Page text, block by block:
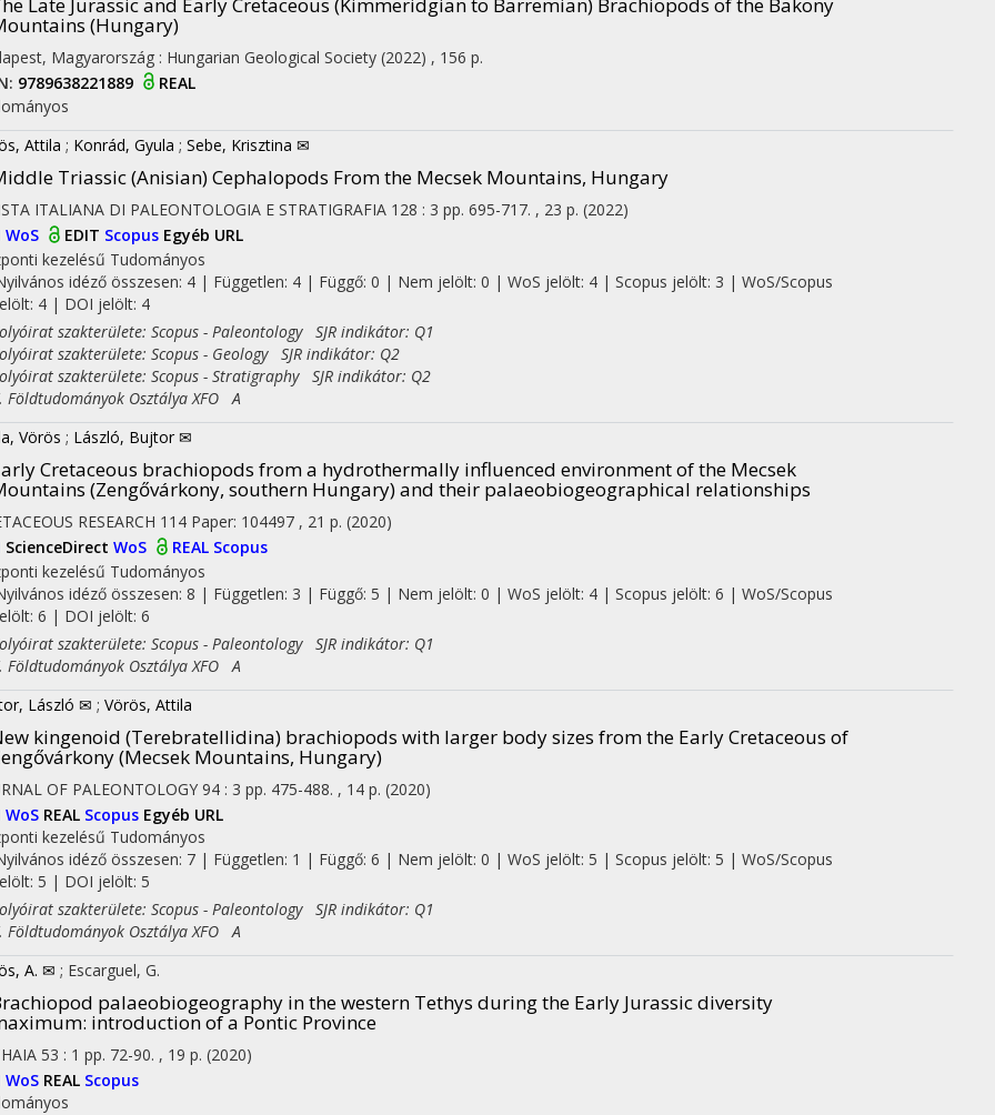
(Hungary)
Magyarország : Hungarian Geological Society (2022) , 156 p.
9789638221889
REAL
Attila ; Konrád, Gyula ; Sebe, Krisztina ✉
Triassic (Anisian) Cephalopods From the Mecsek Mountains, Hungary
ITALIANA DI PALEONTOLOGIA E STRATIGRAFIA 128 : 3 pp. 695-717. , 23 p. (2022)
WoS EDIT Scopus Egyéb URL
kezelésű Tudományos
idéző összesen: 4| Független: 4 | Függő: 0 | Nem jelölt: 0 | WoS jelölt: 4 | Scopus jelölt: 3 | WoS/Scopus
4 | DOI jelölt: 4
szakterülete: Scopus - Paleontology SJR indikátor: Q1
szakterülete: Scopus - Geology SJR indikátor: Q2
szakterülete: Scopus - Stratigraphy SJR indikátor: Q2
Osztálya XFO A
Vörös ; László, Bujtor ✉
Cretaceous brachiopods from a hydrothermally influenced environment of the Mecsek
(Zengővárkony, southern Hungary) and their palaeobiogeographical relationships
RESEARCH 114 Paper: 104497 , 21 p. (2020)
ScienceDirect WoS REAL Scopus
kezelésű Tudományos
idéző összesen: 8 | Független: 3 | Függő: 5 | Nem jelölt: 0 | WoS jelölt: 4 | Scopus jelölt: 6 | WoS/Scopus
6 | DOI jelölt: 6
szakterülete: Scopus - Paleontology SJR indikátor: Q1
Osztálya XFO A
László ✉ ; Vörös, Attila
kingenoid (Terebratellidina) brachiopods with larger body sizes from the Early Cretaceous of
(Mecsek Mountains, Hungary)
OF PALEONTOLOGY 94 : 3 pp. 475-488. , 14 p. (2020)
WoS REAL Scopus Egyéb URL
kezelésű Tudományos
idéző összesen: 7| Független: 1 | Függő: 6 | Nem jelölt: 0 | WoS jelölt: 5 | Scopus jelölt: 5 | WoS/Scopus
5 | DOI jelölt: 5
szakterülete: Scopus - Paleontology SJR indikátor: Q1
Osztálya XFO A
A. ✉ ; Escarguel, G.
palaeobiogeography in the western Tethys during the Early Jurassic diversity
introduction of a Pontic Province
53 : 1 pp. 72-90. , 19 p. (2020)
WoS REAL Scopus